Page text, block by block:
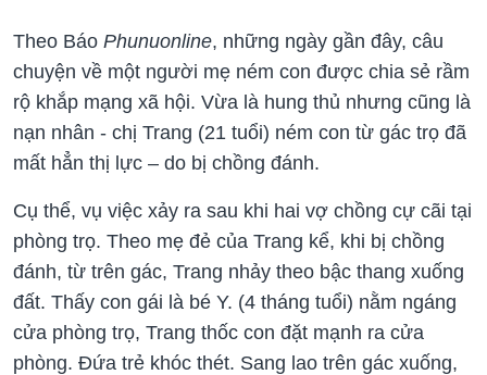
Theo Báo Phunuonline, những ngày gần đây, câu
chuyện về một người mẹ ném con được chia sẻ rầm
rộ khắp mạng xã hội. Vừa là hung thủ nhưng cũng là
nạn nhân - chị Trang (21 tuổi) ném con từ gác trọ đã
mất hẳn thị lực – do bị chồng đánh.
Cụ thể, vụ việc xảy ra sau khi hai vợ chồng cự cãi tại
phòng trọ. Theo mẹ đẻ của Trang kể, khi bị chồng
đánh, từ trên gác, Trang nhảy theo bậc thang xuống
đất. Thấy con gái là bé Y. (4 tháng tuổi) nằm ngáng
cửa phòng trọ, Trang thốc con đặt mạnh ra cửa
phòng. Đứa trẻ khóc thét. Sang lao trên gác xuống,